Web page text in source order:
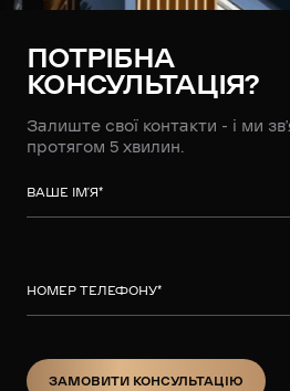
ПОТРІБНА
КОНСУЛЬТАЦІЯ?
Залиште свої контакти - і ми
протягом 5 хвилин.
ВАШЕ ІМ’Я*
НОМЕР ТЕЛЕФОНУ*
ЗАМОВИТИ КОНСУЛЬТАЦІЮ